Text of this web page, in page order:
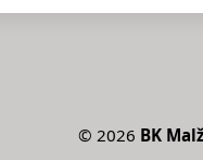
© 2026 BK